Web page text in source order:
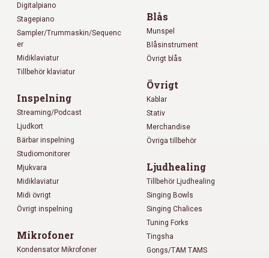
Digitalpiano
Stagepiano
Sampler/Trummaskin/Sequenc
er
Midiklaviatur
Tillbehör klaviatur
Inspelning
Streaming/Podcast
Ljudkort
Bärbar inspelning
Studiomonitorer
Mjukvara
Midiklaviatur
Midi övrigt
Övrigt inspelning
Mikrofoner
Kondensator Mikrofoner
Blås
Munspel
Blåsinstrument
Övrigt blås
Övrigt
Kablar
Stativ
Merchandise
Övriga tillbehör
Ljudhealing
Tillbehör Ljudhealing
Singing Bowls
Singing Chalices
Tuning Forks
Tingsha
Gongs/TAM TAMS